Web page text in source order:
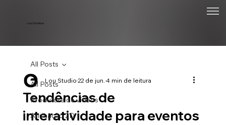
Lou Studios
All Posts
Produtora de vídeos
Animação 2D
All Posts
Tendências de
interatividade para eventos
Lou Studio22 de jun.4 min de leitura